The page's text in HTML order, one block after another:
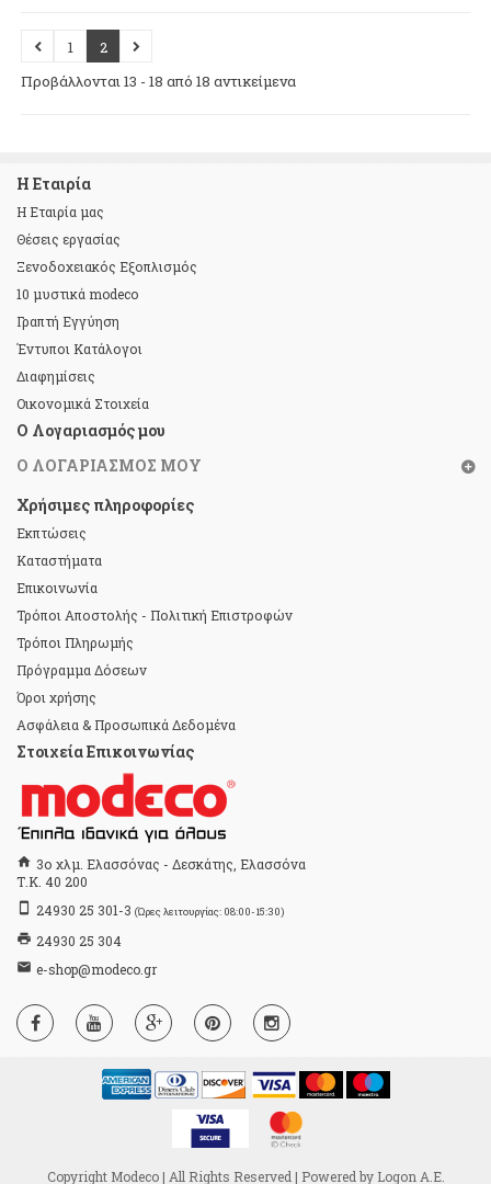
1
2
Προβάλλονται 13 - 18 από 18 αντικείμενα
Η Εταιρία
Η Εταιρία μας
Θέσεις εργασίας
Ξενοδοχειακός Εξοπλισμός
10 μυστικά modeco
Γραπτή Εγγύηση
Έντυποι Κατάλογοι
Διαφημίσεις
Οικονομικά Στοιχεία
Ο Λογαριασμός μου
Ο ΛΟΓΑΡΙΑΣΜΌΣ ΜΟΥ
Χρήσιμες πληροφορίες
Εκπτώσεις
Καταστήματα
Επικοινωνία
Τρόποι Αποστολής - Πολιτική Επιστροφών
Τρόποι Πληρωμής
Πρόγραμμα Δόσεων
Όροι χρήσης
Ασφάλεια & Προσωπικά Δεδομένα
Στοιχεία Επικοινωνίας
home 3ο χλμ. Ελασσόνας - Δεσκάτης, Ελασσόνα
Τ.Κ. 40 200
stay_primary_portrait 24930 25 301-3 (Ώρες λειτουργίας: 08:00-15:30)
print 24930 25 304
email e-shop@modeco.gr
Copyright Modeco | All Rights Reserved | Powered by Logon Α.Ε.